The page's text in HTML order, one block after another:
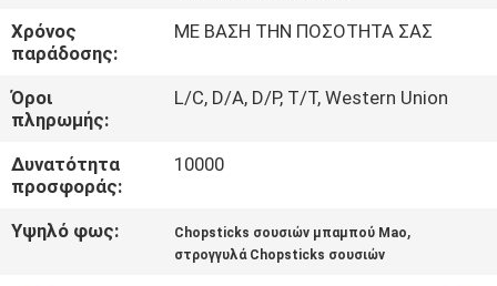
ΕΠΑΦΉ
ΜΕ
ΕΙΔΉΣΕΙΣ
SITEMAP
Χρόνος
παράδοσης:
ΜΕ ΒΑΣΗ ΤΗΝ ΠΟΣΟΤΗΤΑ ΣΑΣ
Όροι
πληρωμής:
L/C, D/A, D/P, T/T, Western Union
Δυνατότητα
προσφοράς:
10000
Υψηλό φως: Chopsticks σουσιών μπαμπού Mao,
στρογγυλά Chopsticks σουσιών